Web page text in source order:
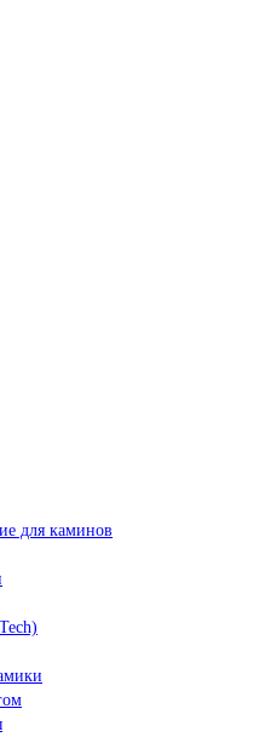
для каминов